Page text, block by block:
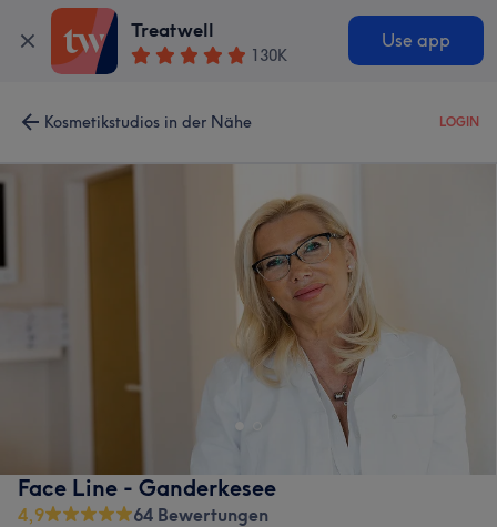
Treatwell
130K
Use app
Kosmetikstudios in der Nähe LOGIN
Face Line - Ganderkesee
4,9
64 Bewertungen